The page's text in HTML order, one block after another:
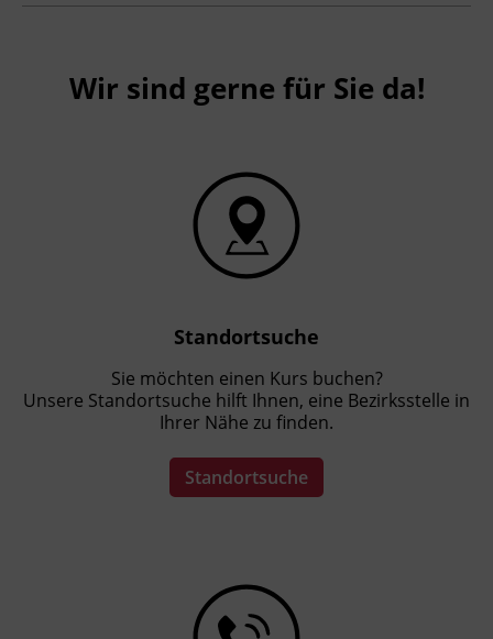
Wir sind gerne für Sie da!
Standortsuche
Sie möchten einen Kurs buchen?
Unsere Standortsuche hilft Ihnen, eine Bezirksstelle in
Ihrer Nähe zu finden.
Standortsuche